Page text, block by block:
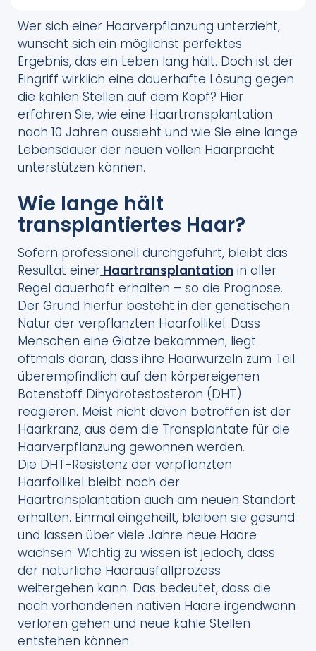
Wer sich einer Haarverpflanzung unterzieht,
wünscht sich ein möglichst perfektes
Ergebnis, das ein Leben lang hält. Doch ist der
Eingriff wirklich eine dauerhafte Lösung gegen
die kahlen Stellen auf dem Kopf? Hier
erfahren Sie, wie eine Haartransplantation
nach 10 Jahren aussieht und wie Sie eine lange
Lebensdauer der neuen vollen Haarpracht
unterstützen können.
Wie lange hält
transplantiertes Haar?
Sofern professionell durchgeführt, bleibt das
Resultat einer Haartransplantation in aller
Regel dauerhaft erhalten – so die Prognose.
Der Grund hierfür besteht in der genetischen
Natur der verpflanzten Haarfollikel. Dass
Menschen eine Glatze bekommen, liegt
oftmals daran, dass ihre Haarwurzeln zum Teil
überempfindlich auf den körpereigenen
Botenstoff Dihydrotestosteron (DHT)
reagieren. Meist nicht davon betroffen ist der
Haarkranz, aus dem die Transplantate für die
Haarverpflanzung gewonnen werden.
Die DHT-Resistenz der verpflanzten
Haarfollikel bleibt nach der
Haartransplantation auch am neuen Standort
erhalten. Einmal eingeheilt, bleiben sie gesund
und lassen über viele Jahre neue Haare
wachsen. Wichtig zu wissen ist jedoch, dass
der natürliche Haarausfallprozess
weitergehen kann. Das bedeutet, dass die
noch vorhandenen nativen Haare irgendwann
verloren gehen und neue kahle Stellen
entstehen können.